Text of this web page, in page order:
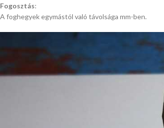
Fogosztás:
A foghegyek egymástól való távolsága mm-ben.